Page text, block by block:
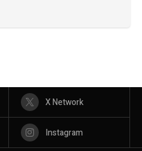
X Network
Instagram